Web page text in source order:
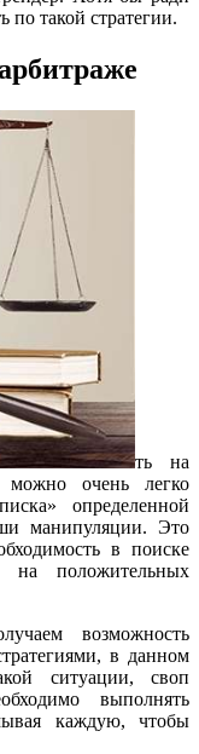
по такой стратегии.
ть на
можно очень легко
определенной
манипуляции. Это
в поиске
на положительных
возможность
в данном
ситуации, своп
выполнять
каждую, чтобы